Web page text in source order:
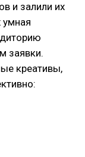
и залили их
умная
заявки.
креативы,